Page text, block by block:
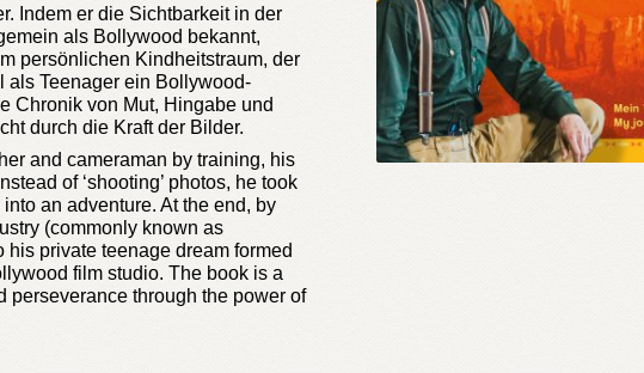
Indem er die Sichtbarkeit in der
als Bollywood bekannt,
persönlichen Kindheitstraum, der
als Teenager ein Bollywood-
Chronik von Mut, Hingabe und
durch die Kraft der Bilder.
and cameraman by training, his
of ‘shooting’ photos, he took
an adventure. At the end, by
(commonly known as
private teenage dream formed
film studio. The book is a
perseverance through the power of